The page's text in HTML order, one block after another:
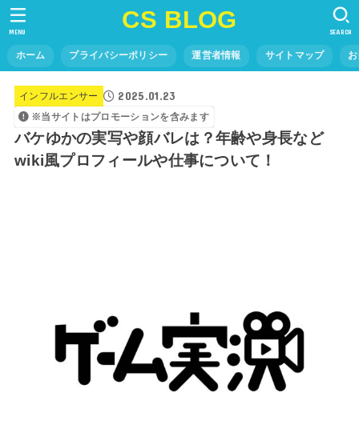
CS BLOG
ホーム プライバシーポリシー 運営者情報 サイトマップ
SEARCH
MENU
インフルエンサー 2025.01.23
※当サイトはプロモーションを含みます
バケゆかの実写や顔バレは？年齢や身長など
wiki風プロフィールや仕事について！